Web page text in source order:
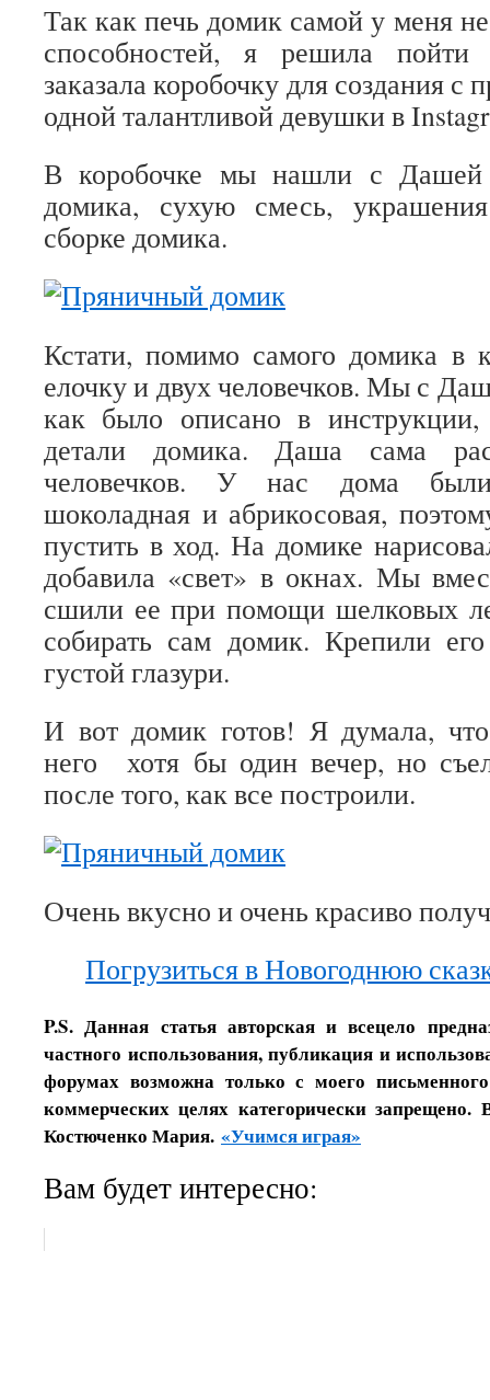
Так как печь домик самой у меня
способностей, я решила
заказала коробочку для создания
одной талантливой девушки в
В коробочке мы нашли с Дашей
домика, сухую смесь,
сборке домика.
Кстати, помимо самого домика в
елочку и двух человечков. Мы с
как было описано в
детали домика. Даша сама
человечков. У нас дома
шоколадная и абрикосовая,
пустить в ход. На домике
добавила «свет» в окнах. Мы
сшили ее при помощи шелковых
собирать сам домик. Крепили
густой глазури.
И вот домик готов! Я думала,
него хотя бы один вечер, но
после того, как все построили.
Очень вкусно и очень красиво
Погрузиться в Новогоднюю
P.S. Данная статья авторская и всецело
частного использования, публикация и
форумах возможна только с моего
коммерческих целях категорически
Костюченко Мария. «Учимся играя»
Вам будет интересно: